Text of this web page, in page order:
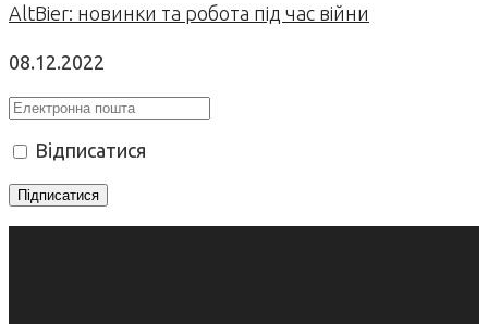
AltBier: новинки та робота під час війни
08.12.2022
Відписатися